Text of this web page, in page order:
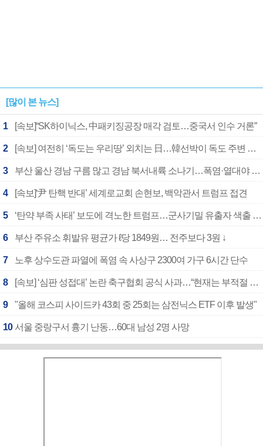
[많이 본 뉴스]
1 [속보]“SK하이닉스, 中패키징공장 매각 검토…중국서 인수 거론”
2 [속보] 여전히 ‘독도는 우리땅’ 외치는 日…韓선박이 독도 주변 해양조사 활동하자 반발
3 부산 울산 경남 구름 많고 경남 북서내륙 소나기…폭염·열대야 계속
4 [속보]‘尹 탄핵 반대’ 세계로교회 손현보, 백악관서 트럼프 접견
5 ‘탄약 부족 사태’ 보도에 격노한 트럼프…군사기밀 유출자 색출 지시
6 부산 주유소 휘발유 평균가 ℓ당 1849원… 전주보다 3원 ↓
7 노후 상수도관 파열에 폭염 속 사상구 2300여 가구 6시간 단수
8 [속보] ‘심판 성접대’ 논란 축구협회 공식 사과…“현재는 부적절 행위 없어”
9 "올해 코스피 사이드카 43회 중 25회는 삼전닉스 ETF 이후 발생"
10 서울 중랑구서 흉기 난동…60대 남성 2명 사망